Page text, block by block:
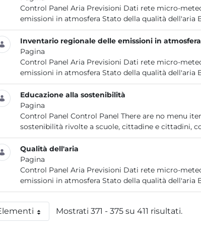
Control Panel Aria Previsioni Dati rete micro-
emissioni in atmosfera Stato della qualità dell'aria
Inventario regionale delle emissioni in atmosfera
Pagina
Control Panel Aria Previsioni Dati rete micro-
emissioni in atmosfera Stato della qualità dell'aria
Educazione alla sostenibilità
Pagina
Control Panel Control Panel There are no menu
sostenibilità rivolte a scuole, cittadine e cittadini,
Qualità dell'aria
Pagina
Control Panel Aria Previsioni Dati rete micro-
emissioni in atmosfera Stato della qualità dell'aria
Per paginaMostrati 371 - 375 su 411 risultati.